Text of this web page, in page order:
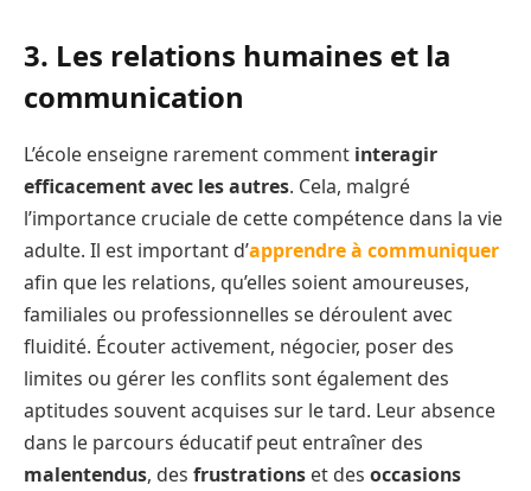
3. Les relations humaines et la
communication
L’école enseigne rarement comment interagir
efficacement avec les autres. Cela, malgré
l’importance cruciale de cette compétence dans la vie
adulte. Il est important d’apprendre à communiquer
afin que les relations, qu’elles soient amoureuses,
familiales ou professionnelles se déroulent avec
fluidité. Écouter activement, négocier, poser des
limites ou gérer les conflits sont également des
aptitudes souvent acquises sur le tard. Leur absence
dans le parcours éducatif peut entraîner des
malentendus, des frustrations et des occasions